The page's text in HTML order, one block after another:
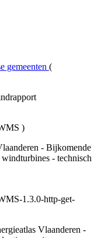
gemeenten (
)
- Bijkomende
- technisch
1.3.0-http-get-
Vlaanderen -